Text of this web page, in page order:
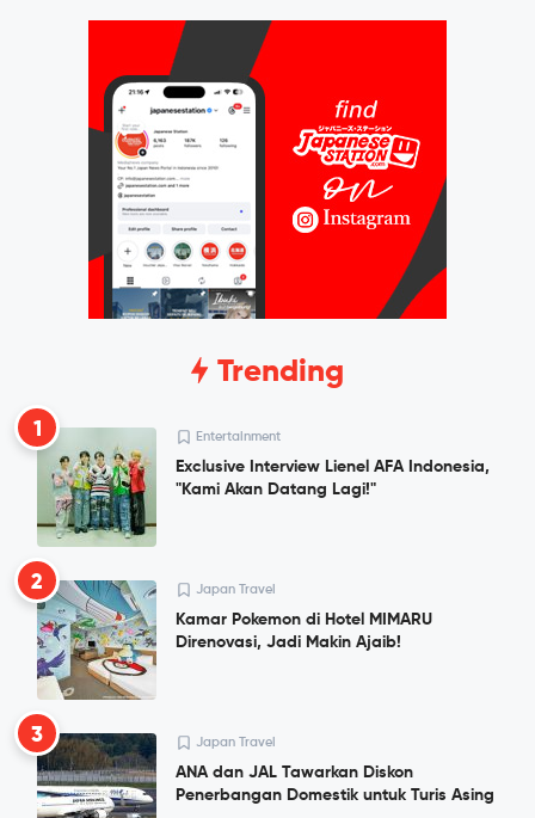
Trending
1 Entertainment
Exclusive Interview Lienel AFA Indonesia,
"Kami Akan Datang Lagi!"
2 Japan Travel
Kamar Pokemon di Hotel MIMARU
Direnovasi, Jadi Makin Ajaib!
3 Japan Travel
ANA dan JAL Tawarkan Diskon
Penerbangan Domestik untuk Turis Asing